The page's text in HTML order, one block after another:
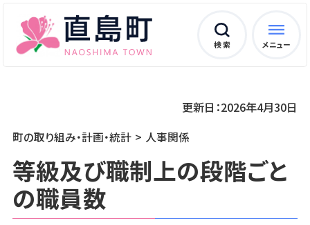
検 索 メニュー
町の取り組み・計画・統計 人事関係
更新日：2026年4月30日
等級及び職制上の段階ごと
の職員数